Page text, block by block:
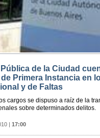
de la Ciudad
Primera Instancia en
y de Faltas
cargos se dispuso a raíz de la
sobre determinados delitos.
17:00